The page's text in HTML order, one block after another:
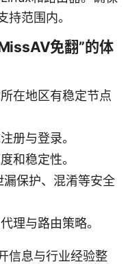
持范围内。
免翻”的体
在地区有稳定节点
册与登录。
和稳定性。
保护、混淆等安全
理与路由策略。
信息与行业经验整